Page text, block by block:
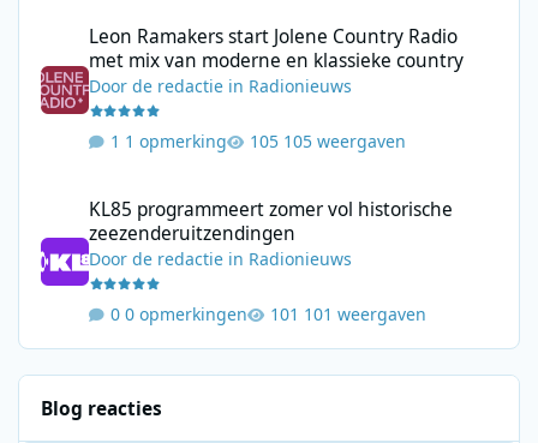
Leon Ramakers start Jolene Country Radio
met mix van moderne en klassieke country
Doorde redactie in Radionieuws
1 opmerking 105 weergaven
KL85 programmeert zomer vol historische
zeezenderuitzendingen
Doorde redactie in Radionieuws
0 opmerkingen 101 weergaven
Blog reacties